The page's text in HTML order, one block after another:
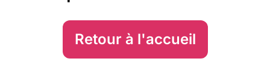
Retour à l'accueil